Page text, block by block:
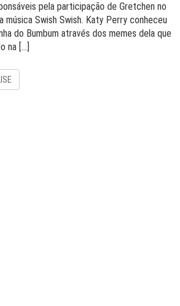
pela participação de Gretchen no
música Swish Swish. Katy Perry conheceu
do Bumbum através dos memes dela que
na […]